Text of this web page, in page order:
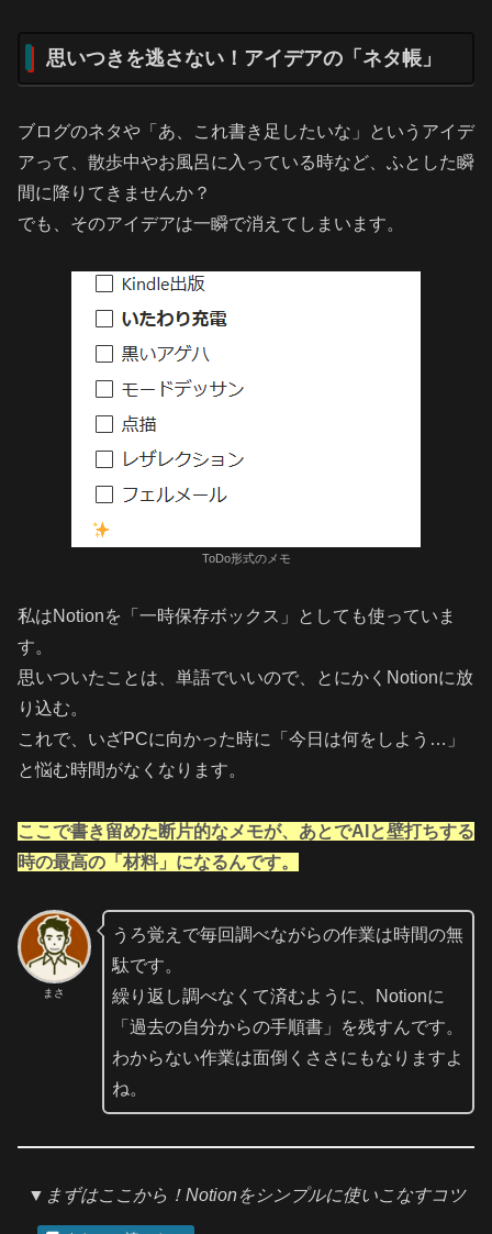
思いつきを逃さない！アイデアの「ネタ帳」
ブログのネタや「あ、これ書き足したいな」というアイデ
アって、散歩中やお風呂に入っている時など、ふとした瞬
間に降りてきませんか？
でも、そのアイデアは一瞬で消えてしまいます。
ToDo形式のメモ
私はNotionを「一時保存ボックス」としても使っていま
す。
思いついたことは、単語でいいので、とにかくNotionに放
り込む。
これで、いざPCに向かった時に「今日は何をしよう…」
と悩む時間がなくなります。
ここで書き留めた断片的なメモが、あとでAIと壁打ちする
時の最高の「材料」になるんです。
まさ
うろ覚えで毎回調べながらの作業は時間の無
駄です。
繰り返し調べなくて済むように、Notionに
「過去の自分からの手順書」を残すんです。
わからない作業は面倒くささにもなりますよ
ね。
▼まずはここから！Notionをシンプルに使いこなすコツ